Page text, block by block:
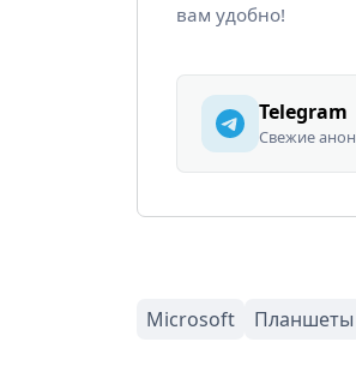
вам удобно!
Telegram
Свежие